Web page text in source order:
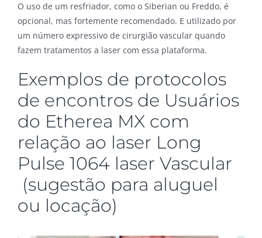
O uso de um resfriador, como o Siberian ou Freddo, é
opcional, mas fortemente recomendado. E utilizado por
um número expressivo de cirurgião vascular quando
fazem tratamentos a laser com essa plataforma.
Exemplos de protocolos
de encontros de Usuários
do Etherea MX com
relação ao laser Long
Pulse 1064 laser Vascular
(sugestão para aluguel
ou locação)